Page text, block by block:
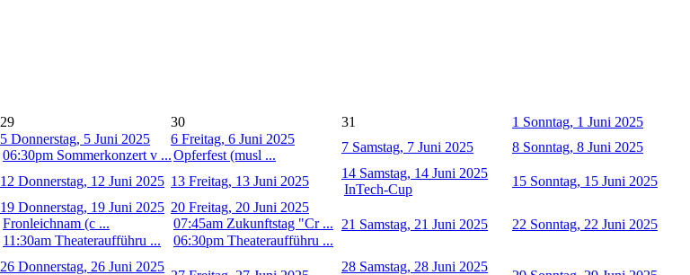
29 30 31 1 Sonntag, 1 Juni 2025
5 Donnerstag, 5 Juni 2025
06:30pm Sommerkonzert v ...
6 Freitag, 6 Juni 2025
Opferfest (musl ...
7 Samstag, 7 Juni 2025 8 Sonntag, 8 Juni 2025
12 Donnerstag, 12 Juni 2025 13 Freitag, 13 Juni 2025
14 Samstag, 14 Juni 2025
InTech-Cup
15 Sonntag, 15 Juni 2025
19 Donnerstag, 19 Juni 2025
Fronleichnam (c ...
11:30am Theateraufführu ...
20 Freitag, 20 Juni 2025
07:45am Zukunftstag "Cr ...
06:30pm Theateraufführu ...
21 Samstag, 21 Juni 2025 22 Sonntag, 22 Juni 2025
26 Donnerstag, 26 Juni 2025
28 Samstag, 28 Juni 2025